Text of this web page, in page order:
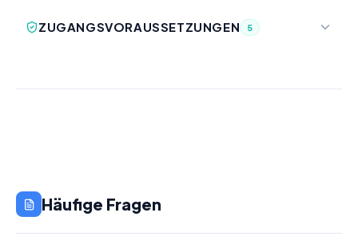
ZUGANGSVORAUSSETZUNGEN 5
Häufige Fragen